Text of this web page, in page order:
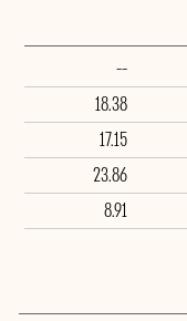
--
18.38
17.15
23.86
8.91